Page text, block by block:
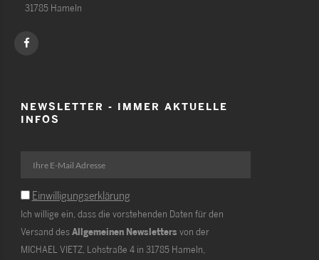
31785 Hameln
NEWSLETTER - IMMER AKTUELLE
INFOS
Einwilligungserklärung
Ich willige ein, dass die vorstehenden Daten für den
Versand desAllgemeinen Newsletters von der
MICHAEL VIETZ, Lohstraße 4 in 31785 Hameln,